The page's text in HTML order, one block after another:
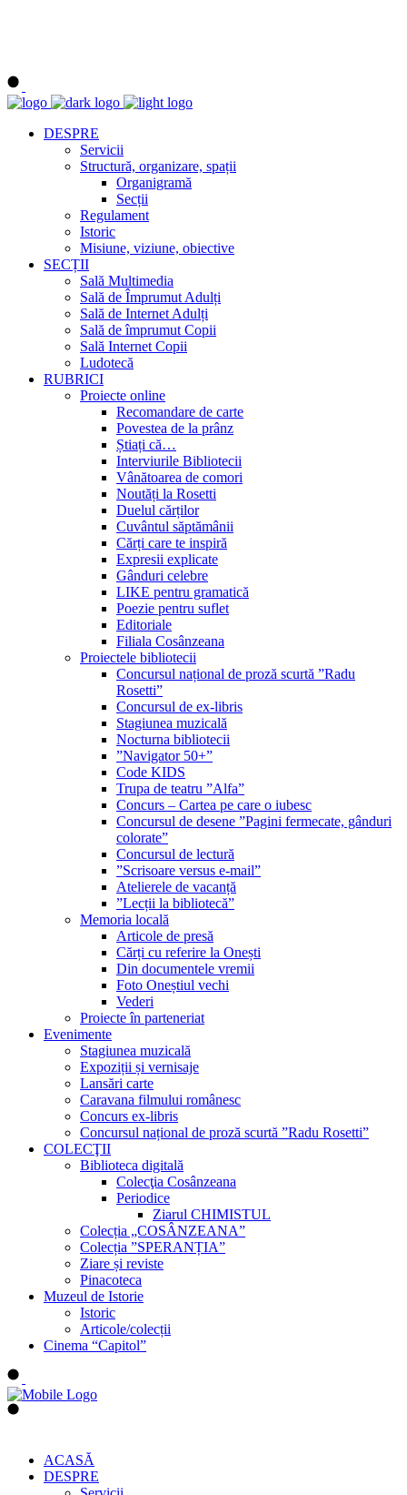
DESPRE
Servicii
Structură, organizare, spații
Organigramă
Secții
Regulament
Istoric
Misiune, viziune, obiective
SECȚII
Sală Multimedia
Sală de Împrumut Adulți
Sală de Internet Adulți
Sală de împrumut Copii
Sală Internet Copii
Ludotecă
RUBRICI
Proiecte online
Recomandare de carte
Povestea de la prânz
Știați că…
Interviurile Bibliotecii
Vânătoarea de comori
Noutăți la Rosetti
Duelul cărților
Cuvântul săptămânii
Cărți care te inspiră
Expresii explicate
Gânduri celebre
LIKE pentru gramatică
Poezie pentru suflet
Editoriale
Filiala Cosânzeana
Proiectele bibliotecii
Concursul național de proză scurtă ”Radu
Rosetti”
Concursul de ex-libris
Stagiunea muzicală
Nocturna bibliotecii
”Navigator 50+”
Code KIDS
Trupa de teatru ”Alfa”
Concurs – Cartea pe care o iubesc
Concursul de desene ”Pagini fermecate, gânduri
colorate”
Concursul de lectură
”Scrisoare versus e-mail”
Atelierele de vacanță
”Lecții la bibliotecă”
Memoria locală
Articole de presă
Cărți cu referire la Onești
Din documentele vremii
Foto Oneștiul vechi
Vederi
Proiecte în parteneriat
Evenimente
Stagiunea muzicală
Expoziții și vernisaje
Lansări carte
Caravana filmului românesc
Concurs ex-libris
Concursul național de proză scurtă ”Radu Rosetti”
COLECŢII
Biblioteca digitală
Colecţia Cosânzeana
Periodice
Ziarul CHIMISTUL
Colecția „COSÂNZEANA”
Colecția ”SPERANȚIA”
Ziare și reviste
Pinacoteca
Muzeul de Istorie
Istoric
Articole/colecții
Cinema “Capitol”
ACASĂ
DESPRE